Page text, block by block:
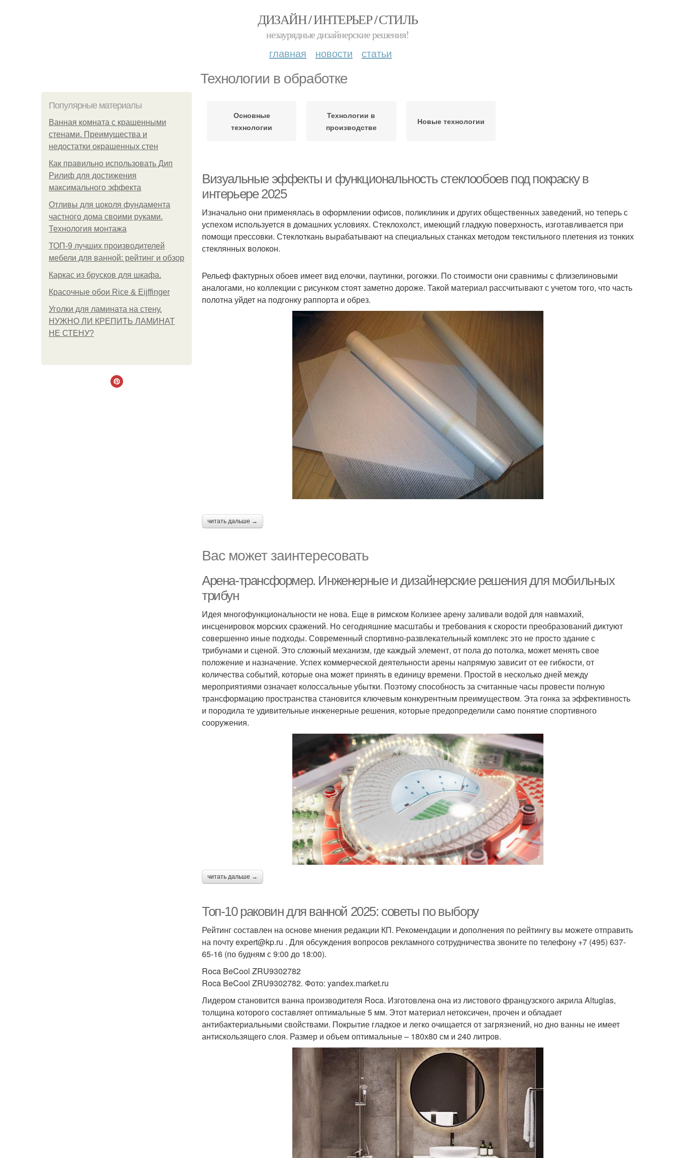
ДИЗАЙН / ИНТЕРЬЕР / СТИЛЬ
незаурядные дизайнерские решения!
главная новости статьи
Технологии в обработке
Популярные материалы
Ванная комната с крашенными
стенами. Преимущества и
недостатки окрашенных стен
Как правильно использовать Дип
Рилиф для достижения
максимального эффекта
Отливы для цоколя фундамента
частного дома своими руками.
Технология монтажа
ТОП-9 лучших производителей
мебели для ванной: рейтинг и обзор
Каркас из брусков для шкафа.
Красочные обои Rice & Eijffinger
Уголки для ламината на стену.
НУЖНО ЛИ КРЕПИТЬ ЛАМИНАТ
НЕ СТЕНУ?
Основные
технологии
Технологии в
производстве
Новые технологии
Визуальные эффекты и функциональность стеклообоев под покраску в
интерьере 2025
Изначально они применялась в оформлении офисов, поликлиник и других общественных заведений, но теперь с
успехом используется в домашних условиях. Стеклохолст, имеющий гладкую поверхность, изготавливается при
помощи прессовки. Стеклоткань вырабатывают на специальных станках методом текстильного плетения из тонких
стеклянных волокон.
Рельеф фактурных обоев имеет вид елочки, паутинки, рогожки. По стоимости они сравнимы с флизелиновыми
аналогами, но коллекции с рисунком стоят заметно дороже. Такой материал рассчитывают с учетом того, что часть
полотна уйдет на подгонку раппорта и обрез.
читать дальше →
Вас может заинтересовать
Арена-трансформер. Инженерные и дизайнерские решения для мобильных
трибун
Идея многофункциональности не нова. Еще в римском Колизее арену заливали водой для навмахий,
инсценировок морских сражений. Но сегодняшние масштабы и требования к скорости преобразований диктуют
совершенно иные подходы. Современный спортивно-развлекательный комплекс это не просто здание с
трибунами и сценой. Это сложный механизм, где каждый элемент, от пола до потолка, может менять свое
положение и назначение. Успех коммерческой деятельности арены напрямую зависит от ее гибкости, от
количества событий, которые она может принять в единицу времени. Простой в несколько дней между
мероприятиями означает колоссальные убытки. Поэтому способность за считанные часы провести полную
трансформацию пространства становится ключевым конкурентным преимуществом. Эта гонка за эффективность
и породила те удивительные инженерные решения, которые предопределили само понятие спортивного
сооружения.
читать дальше →
Топ-10 раковин для ванной 2025: советы по выбору
Рейтинг составлен на основе мнения редакции КП. Рекомендации и дополнения по рейтингу вы можете отправить
на почту expert@kp.ru . Для обсуждения вопросов рекламного сотрудничества звоните по телефону +7 (495) 637-
65-16 (по будням с 9:00 до 18:00).
Roca BeCool ZRU9302782
Roca BeCool ZRU9302782. Фото: yandex.market.ru
Лидером становится ванна производителя Roca. Изготовлена она из листового французского акрила Altuglas,
толщина которого составляет оптимальные 5 мм. Этот материал нетоксичен, прочен и обладает
антибактериальными свойствами. Покрытие гладкое и легко очищается от загрязнений, но дно ванны не имеет
антискользящего слоя. Размер и объем оптимальные – 180х80 см и 240 литров.